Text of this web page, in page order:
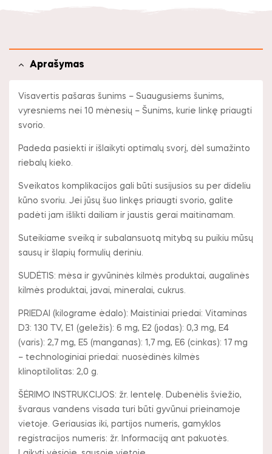
Aprašymas
Visavertis pašaras šunims – Suaugusiems šunims,
vyresniems nei 10 mėnesių – Šunims, kurie linkę priaugti
svorio.
Padeda pasiekti ir išlaikyti optimalų svorį, dėl sumažinto
riebalų kieko.
Sveikatos komplikacijos gali būti susijusios su per dideliu
kūno svoriu. Jei jūsų šuo linkęs priaugti svorio, galite
padėti jam išlikti dailiam ir jaustis gerai maitinamam.
Suteikiame sveiką ir subalansuotą mitybą su puikiu mūsų
sausų ir šlapių formulių deriniu.
SUDĖTIS: mėsa ir gyvūninės kilmės produktai, augalinės
kilmės produktai, javai, mineralai, cukrus.
PRIEDAI (kilograme ėdalo): Maistiniai priedai: Vitaminas
D3: 130 TV, E1 (geležis): 6 mg, E2 (jodas): 0,3 mg, E4
(varis): 2,7 mg, E5 (manganas): 1,7 mg, E6 (cinkas): 17 mg
– technologiniai priedai: nuosėdinės kilmės
klinoptilolitas: 2,0 g.
ŠĖRIMO INSTRUKCIJOS: žr. lentelę. Dubenėlis šviežio,
švaraus vandens visada turi būti gyvūnui prieinamoje
vietoje. Geriausias iki, partijos numeris, gamyklos
registracijos numeris: žr. Informaciją ant pakuotės.